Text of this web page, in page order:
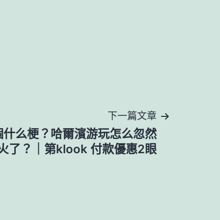
下一篇文章
什么梗？哈爾濱游玩怎么忽然
了？｜第klook 付款優惠2眼